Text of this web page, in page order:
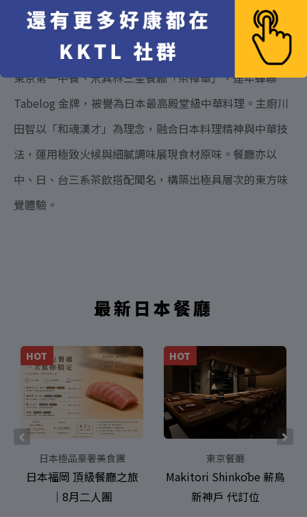
茶禪華
東京第一中餐、米其林三星餐廳「茶禪華」，連年蟬聯
Tabelog 金牌，被譽為日本最高殿堂級中華料理。主廚川
田智以「和魂漢才」為理念，融合日本料理精神與中華技
法，運用極致火候與細膩調味展現食材原味。餐廳亦以
中、日、台三系茶飲搭配聞名，構築出極具層次的東方味
覺體驗。
最新日本餐廳
HOT
日本極品豪奢美食團
日本福岡 頂級餐廳之旅
｜8月二人團
HOT
東京餐廳
Makitori Shinkōbe 薪鳥
新神戶 代訂位